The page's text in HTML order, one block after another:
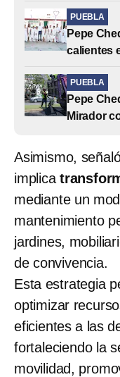
PUEBLA
Pepe
calientes
PUEBLA
Pepe
Mirador
Asimismo,
implica
mediante un
mantenimiento
jardines,
de convivencia.
Esta estrategia
optimizar
eficientes a las
fortaleciendo la
movilidad,